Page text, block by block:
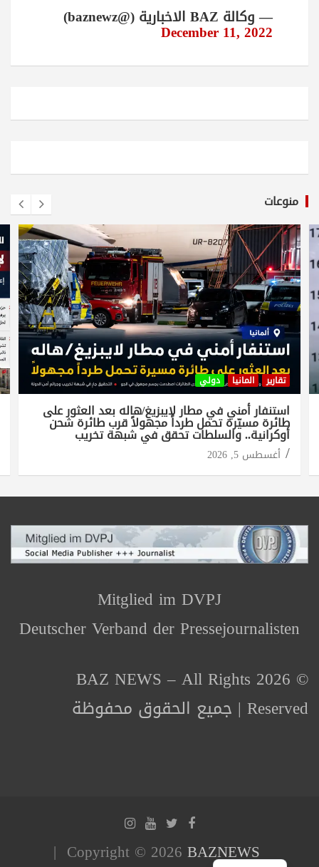
— وكالة BAZ الاخبارية (@baznewz)
December 11, 2022
منوعات
تقارير المانيا دولي
استنفار أمني في مطار لايبزيغ/هاله بعد العثور على
طائرة مسيّرة تحمل طرداً مجهولاً قرب طائرة شحن
أوكرانية.. والسلطات تحقق في شبهة تخريب
أغسطس 5, 2026
Mitglied im DVPJ
Deutscher Verband der Pressejournalisten
© 2026 BAZ NEWS – All Rights
Reserved | جميع الحقوق محفوظة
Copyright © 2026 BAZNEWS